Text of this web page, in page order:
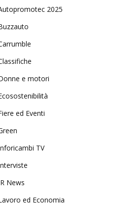
2025
e motori
ed Eventi
TV
News
ed Economia